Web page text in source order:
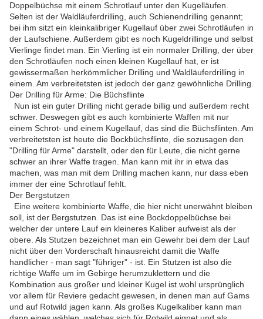
Doppelbüchse mit einem Schrotlauf unter den Kugelläufen.
Selten ist der Waldläuferdrilling, auch Schienendrilling genannt;
bei ihm sitzt ein kleinkalibriger Kugellauf über zwei Schrotläufen in
der Laufschiene. Außerdem gibt es noch Kugeldrillinge und selbst
Vierlinge findet man. Ein Vierling ist ein normaler Drilling, der über
den Schrotläufen noch einen kleinen Kugellauf hat, er ist
gewissermaßen herkömmlicher Drilling und Waldläuferdrilling in
einem. Am verbreitetsten ist jedoch der ganz gewöhnliche Drilling.
Der Drilling für Arme: Die Büchsflinte
Nun ist ein guter Drilling nicht gerade billig und außerdem recht
schwer. Deswegen gibt es auch kombinierte Waffen mit nur
einem Schrot- und einem Kugellauf, das sind die Büchsflinten. Am
verbreitetsten ist heute die Bockbüchsflinte, die sozusagen den
"Drilling für Arme" darstellt, oder den für Leute, die nicht gerne
schwer an ihrer Waffe tragen. Man kann mit ihr in etwa das
machen, was man mit dem Drilling machen kann, nur dass eben
immer der eine Schrotlauf fehlt.
Der Bergstutzen
Eine weitere kombinierte Waffe, die hier nicht unerwähnt bleiben
soll, ist der Bergstutzen. Das ist eine Bockdoppelbüchse bei
welcher der untere Lauf ein kleineres Kaliber aufweist als der
obere. Als Stutzen bezeichnet man ein Gewehr bei dem der Lauf
nicht über den Vorderschaft hinausreicht damit die Waffe
handlicher - man sagt "führiger" - ist. Ein Stutzen ist also die
richtige Waffe um im Gebirge herumzuklettern und die
Kombination aus großer und kleiner Kugel ist wohl ursprünglich
vor allem für Reviere gedacht gewesen, in denen man auf Gams
und auf Rotwild jagen kann. Als großes Kugelkaliber kann man